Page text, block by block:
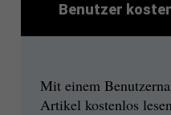
Benutzer
Mit einem
Artikel kostenlos